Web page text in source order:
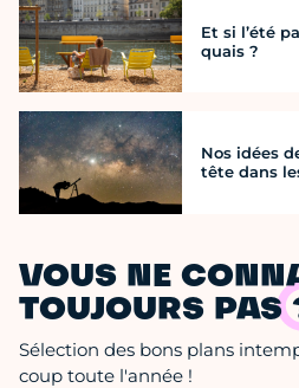
Et si l’été
quais ?
Nos idées
tête dans
VOUS NE
TOUJOURS PAS
Sélection des bons plans
coup toute l'année !